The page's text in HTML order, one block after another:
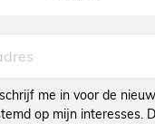
schrijf me in voor de
op mijn interesses.